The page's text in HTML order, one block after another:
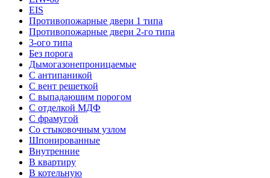
EIS
Противопожарные двери 1 типа
Противопожарные двери 2-го типа
3-ого типа
Без порога
Дымогазонепроницаемые
С антипаникой
С вент решеткой
С выпадающим порогом
С отделкой МДФ
С фрамугой
Со стыковочным узлом
Шпонированные
Внутренние
В квартиру
В котельную